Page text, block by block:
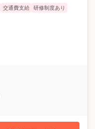
交通費支給
研修制度あり